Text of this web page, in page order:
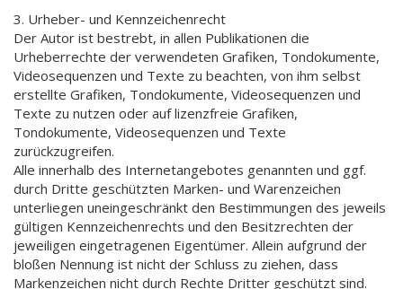
3. Urheber- und Kennzeichenrecht
Der Autor ist bestrebt, in allen Publikationen die
Urheberrechte der verwendeten Grafiken, Tondokumente,
Videosequenzen und Texte zu beachten, von ihm selbst
erstellte Grafiken, Tondokumente, Videosequenzen und
Texte zu nutzen oder auf lizenzfreie Grafiken,
Tondokumente, Videosequenzen und Texte
zurückzugreifen.
Alle innerhalb des Internetangebotes genannten und ggf.
durch Dritte geschützten Marken- und Warenzeichen
unterliegen uneingeschränkt den Bestimmungen des jeweils
gültigen Kennzeichenrechts und den Besitzrechten der
jeweiligen eingetragenen Eigentümer. Allein aufgrund der
bloßen Nennung ist nicht der Schluss zu ziehen, dass
Markenzeichen nicht durch Rechte Dritter geschützt sind.